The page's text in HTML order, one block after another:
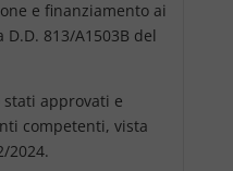
e finanziamento ai
D.D. 813/A1503B del
stati approvati e
competenti, vista
2024.